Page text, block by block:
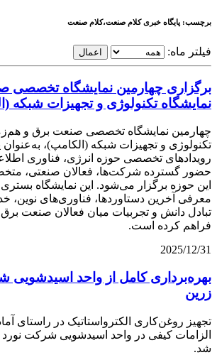
برچسب: پایگاه خبری کلام صنعت،کلام صنعت
فیلتر ماه: اعمال
برگزاری چهارمین نمایشگاه تخصصی
نمایشگاه تکنولوژی و تجهیزات شبکه
چهارمین نمایشگاه تخصصی صنعت برق و
تکنولوژی و تجهیزات شبکه (الکامپ)،
رویدادهای تخصصی حوزه انرژی، فناوری
حضور گسترده شرکت‌ها، فعالان صنعتی،
این حوزه برگزار می‌شود. این نمایشگاه
معرفی آخرین دستاوردها، فناوری‌های
تبادل دانش و تجربیات میان فعالان صنعت
فراهم کرده است.
2025/12/31
بهره‌برداری كامل از واحد اسیدشویی
زرین
تجهیز روغن‌کاری الکترواستاتیک در راستای
الزامات کیفی در واحد اسیدشویی شرکت نورد
شد.